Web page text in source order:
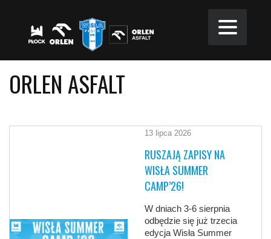
ORLEN ASFALT
13 lipca 2026
RUSZAJĄ ZAPISY NA
WISŁA SUMMER
CAMP’26!
W dniach 3-6 sierpnia
odbędzie się już trzecia
edycja Wisła Summer